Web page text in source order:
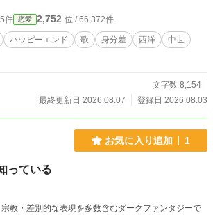
件 恋愛 2,752 位 / 66,372件
ハッピーエンド 歌 身分差 西洋
中世
文字数 8,154
最終更新日 2026.08.07
登録日 2026.08.03
お気に入り追加 1
っている
教・差別的な表現を多数含むダークファンタジーで